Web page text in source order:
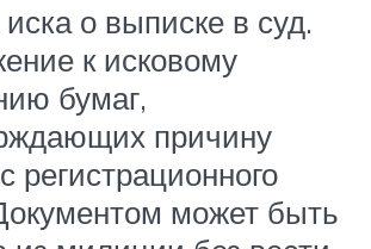
о выписке в суд.
к исковому
бумаг,
причину
регистрационного
может быть